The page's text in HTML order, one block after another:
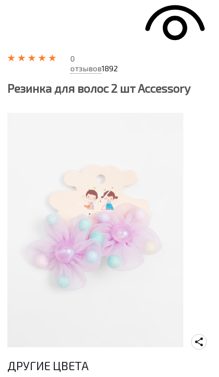
0
отзывов1892
Резинка для волос 2 шт Accessory
ДРУГИЕ ЦВЕТА